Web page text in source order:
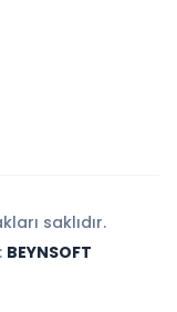
saklıdır.
BEYNSOFT